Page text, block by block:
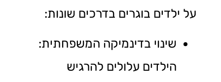
על ילדים בוגרים בדרכים שונות:
שינוי בדינמיקה המשפחתית:
הילדים עלולים להרגיש